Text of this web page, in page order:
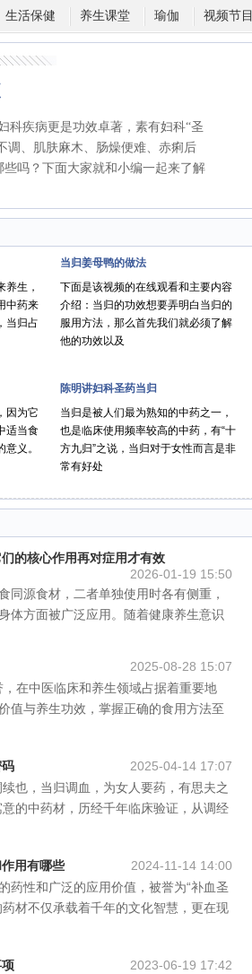
生活保健 养生课堂 瑜伽 视频节目
科疾病更是功效卓著，素有妇科“圣
调、肌肤麻木、肠燥便难、赤痢后
吗？下面大家就和小编一起来了解
养生，
中药来
当归占
当归姜母鸭的做法
下面是该视频的在线观看和主要内容
介绍：当归的功效想要弄明白当归的
服用方法，那么首先我们就必须了解
他的功效以及
因为它
适当食
义。
陈明讲妇科圣药当归
当归是被人们最为熟知的中药之一，
也是临床使用频率较高的中药，有“十
方九归”之说，当归对于女性而言是非
常有好处
的核心作用再对症用才有效
2026-01-19 15:50
同源食材，二者单独使用时各有侧重，
体方面被广泛应用。随着健康养生意识
2025-08-28 15:07
，在中医临床和养生领域占据着重要地
值与养生功效，掌握正确的食用方法至
2025-04-14 17:07
也，当归调血，为女人要药，有思夫之
的中药材，历经千年临床验证，从调经
用有哪些
2024-11-14 14:00
药性和广泛的应用价值，被誉为“补血圣
材不仅承载着千年的文化智慧，更在现
2023-06-19 17:42